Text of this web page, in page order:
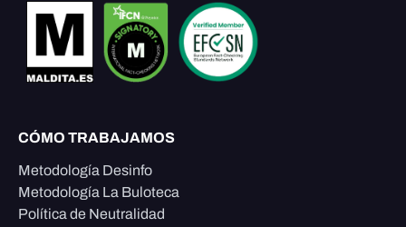
CÓMO TRABAJAMOS
Metodología Desinfo
Metodología La Buloteca
Política de Neutralidad